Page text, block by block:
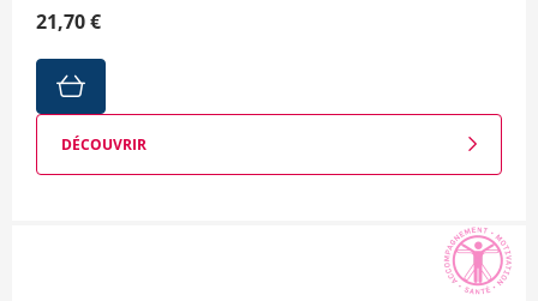
21,70 €
DÉCOUVRIR